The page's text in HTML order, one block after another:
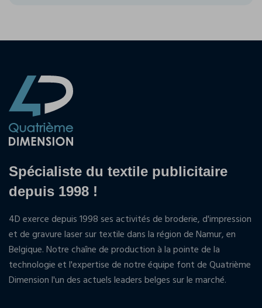
Spécialiste du textile publicitaire
depuis 1998 !
4D exerce depuis 1998 ses activités de broderie, d'impression
et de gravure laser sur textile dans la région de Namur, en
Belgique. Notre chaîne de production à la pointe de la
technologie et l'expertise de notre équipe font de Quatrième
Dimension l'un des actuels leaders belges sur le marché.